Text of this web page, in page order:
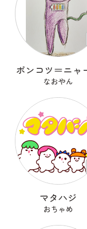
ポンコツ＝ニャ
なおやん
マタハジ
おちゃめ